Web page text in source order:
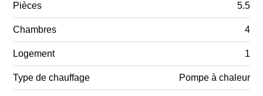
Pièces 5.5
Chambres 4
Logement 1
Type de chauffage Pompe à chaleur